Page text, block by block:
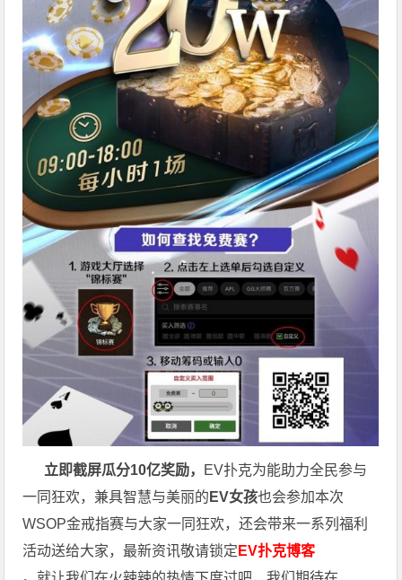
立即截屏瓜分10亿奖励， EV扑克为能助力全民参与
一同狂欢，兼具智慧与美丽的 EV女孩也会参加本次
WSOP金戒指赛与大家一同狂欢，还会带来一系列福利
活动送给大家，最新资讯敬请锁定 EV扑克博客